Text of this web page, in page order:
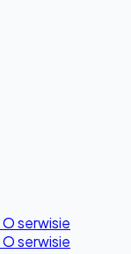
O serwisie
O serwisie